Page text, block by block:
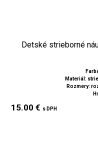
Detské strieborné
Materiál:
Rozmery:
15.00 € s DPH